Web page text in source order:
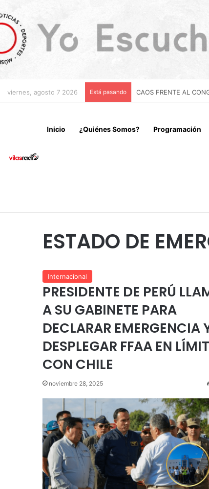
viernes, agosto 7 2026 Está pasando CHILE Y VENEZUELA
Inicio ¿Quiénes Somos? Programación
ESTADO DE
Internacional
PRESIDENTE DE PERÚ
A SU GABINETE PARA
DECLARAR EMERGENCIA
DESPLEGAR FFAA EN
CON CHILE
noviembre 28, 2025